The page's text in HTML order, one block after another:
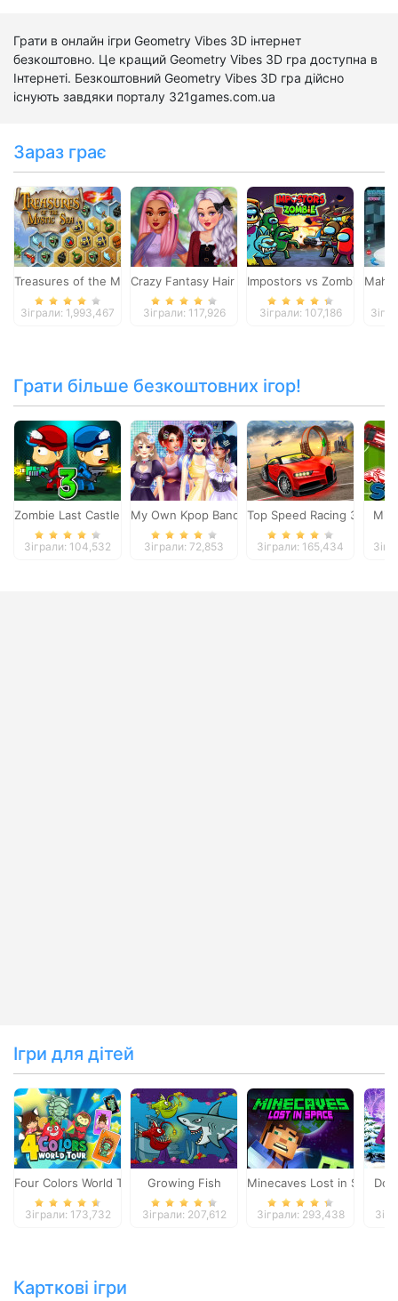
Грати в онлайн ігри Geometry Vibes 3D інтернет
безкоштовно. Це кращий Geometry Vibes 3D гра доступна в
Інтернеті. Безкоштовний Geometry Vibes 3D гра дійсно
існують завдяки порталу 321games.com.ua
Зараз грає
Treasures of the Mystic Sea
Зіграли: 1,993,467
Crazy Fantasy Hair Salon
Зіграли: 117,926
Impostors vs Zombies:
Зіграли: 107,186
Грати більше безкоштовних ігор!
Zombie Last Castle 3
Зіграли: 104,532
My Own Kpop Band
Зіграли: 72,853
Top Speed Racing 3D
Зіграли: 165,434
Ігри для дітей
Four Colors World Tour
Зіграли: 173,732
Growing Fish
Зіграли: 207,612
Minecaves Lost in Space
Зіграли: 293,438
Карткові ігри